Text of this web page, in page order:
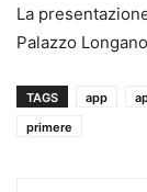
La
Palazzo
TAGS app
primere